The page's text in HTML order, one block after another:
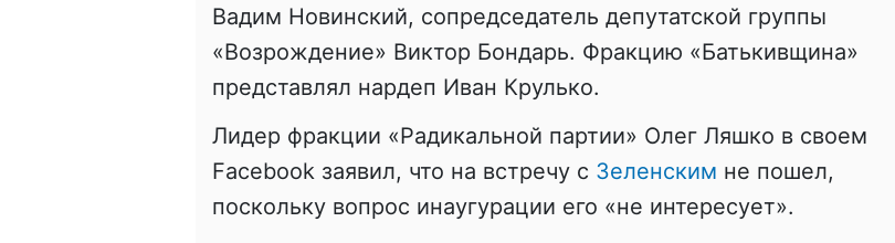
Вадим Новинский, сопредседатель депутатской группы
«Возрождение» Виктор Бондарь. Фракцию «Батькивщина»
представлял нардеп Иван Крулько.
Лидер фракции «Радикальной партии» Олег Ляшко в своем
Facebook заявил, что на встречу с Зеленским не пошел,
поскольку вопрос инаугурации его «не интересует».